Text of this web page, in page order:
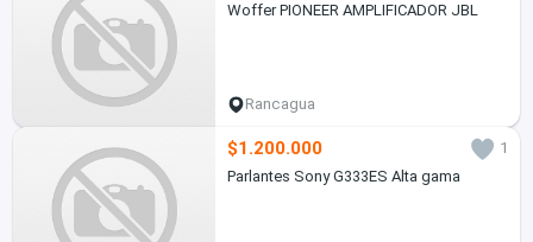
Woffer PIONEER AMPLIFICADOR JBL
Rancagua
$1.200.000
1
Parlantes Sony G333ES Alta gama